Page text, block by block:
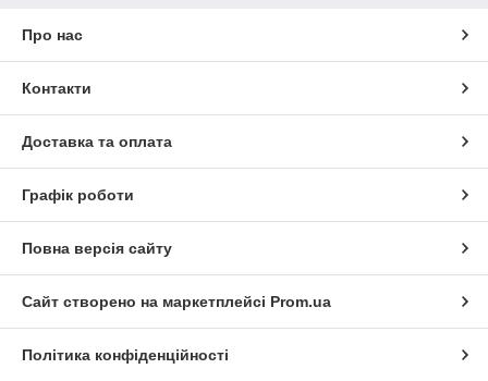
Про нас
Контакти
Доставка та оплата
Графік роботи
Повна версія сайту
Сайт створено на маркетплейсі Prom.ua
Політика конфіденційності